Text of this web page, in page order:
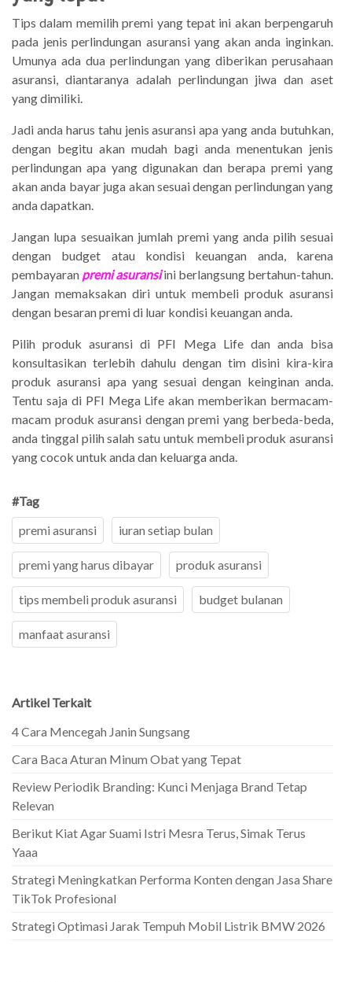
Tips dalam memilih premi yang tepat ini akan berpengaruh
pada jenis perlindungan asuransi yang akan anda inginkan.
Umunya ada dua perlindungan yang diberikan perusahaan
asuransi, diantaranya adalah perlindungan jiwa dan aset
yang dimiliki.
Jadi anda harus tahu jenis asuransi apa yang anda butuhkan,
dengan begitu akan mudah bagi anda menentukan jenis
perlindungan apa yang digunakan dan berapa premi yang
akan anda bayar juga akan sesuai dengan perlindungan yang
anda dapatkan.
Jangan lupa sesuaikan jumlah premi yang anda pilih sesuai
dengan budget atau kondisi keuangan anda, karena
pembayaran premi asuransiini berlangsung bertahun-tahun.
Jangan memaksakan diri untuk membeli produk asuransi
dengan besaran premi di luar kondisi keuangan anda.
Pilih produk asuransi di PFI Mega Life dan anda bisa
konsultasikan terlebih dahulu dengan tim disini kira-kira
produk asuransi apa yang sesuai dengan keinginan anda.
Tentu saja di PFI Mega Life akan memberikan bermacam-
macam produk asuransi dengan premi yang berbeda-beda,
anda tinggal pilih salah satu untuk membeli produk asuransi
yang cocok untuk anda dan keluarga anda.
#Tag
premi asuransi
iuran setiap bulan
premi yang harus dibayar produk asuransi
tips membeli produk asuransi budget bulanan
manfaat asuransi
Artikel Terkait
4 Cara Mencegah Janin Sungsang
Cara Baca Aturan Minum Obat yang Tepat
Review Periodik Branding: Kunci Menjaga Brand Tetap
Relevan
Berikut Kiat Agar Suami Istri Mesra Terus, Simak Terus
Yaaa
Strategi Meningkatkan Performa Konten dengan Jasa Share
TikTok Profesional
Strategi Optimasi Jarak Tempuh Mobil Listrik BMW 2026